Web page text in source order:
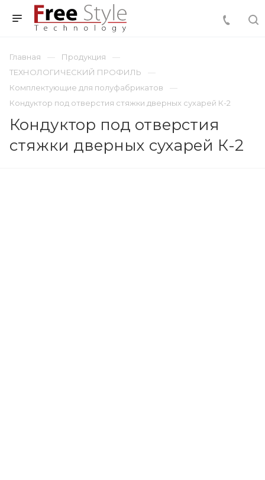
Главная
Продукция
ТЕХНОЛОГИЧЕСКИЙ ПРОФИЛЬ
Комплектующие для полуфабрикатов
Кондуктор под отверстия стяжки дверных сухарей К-2
Кондуктор под отверстия
стяжки дверных сухарей К-2